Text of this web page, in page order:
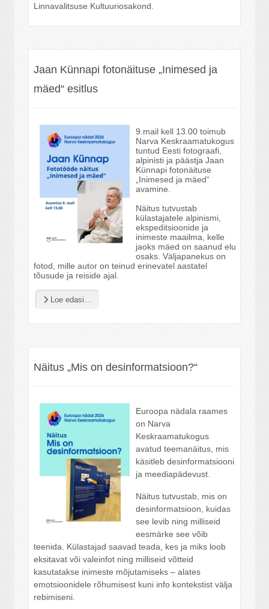
Linnavalitsuse Kultuuriosakond.
Jaan Künnapi fotonäituse „Inimesed ja
mäed“ esitlus
9.mail kell 13.00 toimub
Narva Keskraamatukogus
tuntud Eesti fotograafi,
alpinisti ja päästja Jaan
Künnapi fotonäituse
„Inimesed ja mäed“
avamine.
Näitus tutvustab
külastajatele alpinismi,
ekspeditsioonide ja
inimeste maailma, kelle
jaoks mäed on saanud elu
osaks. Väljapanekus on
fotod, mille autor on teinud erinevatel aastatel
tõusude ja reiside ajal.
Loe edasi…
Näitus „Mis on desinformatsioon?“
Euroopa nädala raames
on Narva
Keskraamatukogus
avatud teemanäitus, mis
käsitleb desinformatsiooni
ja meediapädevust.
Näitus tutvustab, mis on
desinformatsioon, kuidas
see levib ning milliseid
eesmärke see võib
teenida. Külastajad saavad teada, kes ja miks loob
eksitavat või valeinfot ning milliseid võtteid
kasutatakse inimeste mõjutamiseks – alates
emotsioonidele rõhumisest kuni info kontekstist välja
rebimiseni.